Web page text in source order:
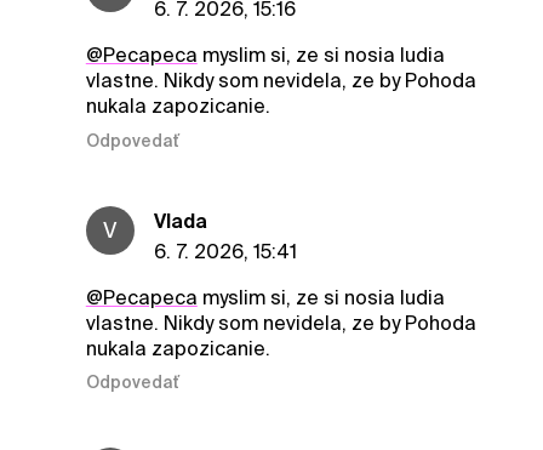
6. 7. 2026, 15:16
@Pecapeca myslim si, ze si nosia ludia
vlastne. Nikdy som nevidela, ze by Pohoda
nukala zapozicanie.
Odpovedať
V
Vlada
6. 7. 2026, 15:41
@Pecapeca myslim si, ze si nosia ludia
vlastne. Nikdy som nevidela, ze by Pohoda
nukala zapozicanie.
Odpovedať